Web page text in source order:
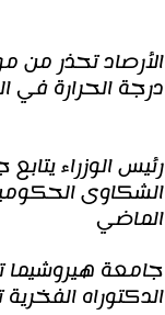
الأرصاد تحذر من
درجة الحرارة في
رئيس الوزراء
الشكاوى
الماضي
جامعة هيروشيما
الدكتوراه